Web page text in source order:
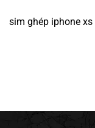
sim ghép iphone xs